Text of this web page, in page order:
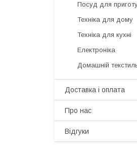
Посуд для
Техніка для дому
Техніка для кухні
Електроніка
Домашній
Доставка і оплата
Про нас
Відгуки